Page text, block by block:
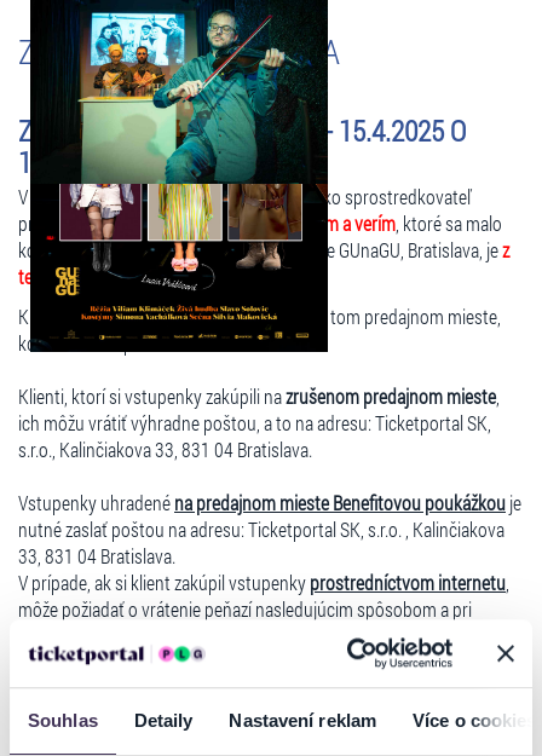
Souhlas Detaily Nastavení reklam Více o cookies
ZMENY A UPOZORNENIA
ZRUŠENÉ - VARÍM A VERÍM - 15.4.2025 O
19:30 HOD.
V zastúpení organizátora podujatia, vám ako sprostredkovateľ
predaja oznamujeme, že predstavenieVarím a verím , ktoré sa malo
konať dňa15.4.2025 o 19:30 hod.v Divadle GUnaGU, Bratislava, jez
technických príčin ZRUŠENÉ!
Klienti môžu vrátiť vstupenky výhradne na tom predajnom mieste,
kde si ich zakúpili.
Klienti, ktorí si vstupenky zakúpili nazrušenom predajnom mieste,
ich môžu vrátiť výhradne poštou, a to na adresu: Ticketportal SK,
s.r.o., Kalinčiakova 33, 831 04 Bratislava.
Vstupenky uhradenéna predajnom mieste Benefitovou poukážkouje
nutné zaslať poštou na adresu: Ticketportal SK, s.r.o. , Kalinčiakova
33, 831 04 Bratislava.
V prípade, ak si klient zakúpil vstupenkyprostredníctvom internetu
môže požiadať o vrátenie peňazí nasledujúcim spôsobom a pri
Spoločné podmienky pre žiadosti o refundáciu:O najrýchlejšie
vrátenie vstupeniek je možné požiadať prostredníctvom